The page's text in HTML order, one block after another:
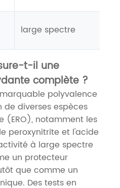
large spectre
t-il une
complète ?
polyvalence
diverses espèces
(ERO), notamment les
peroxynitrite et l'acide
à large spectre
un protecteur
que comme un
Des tests en